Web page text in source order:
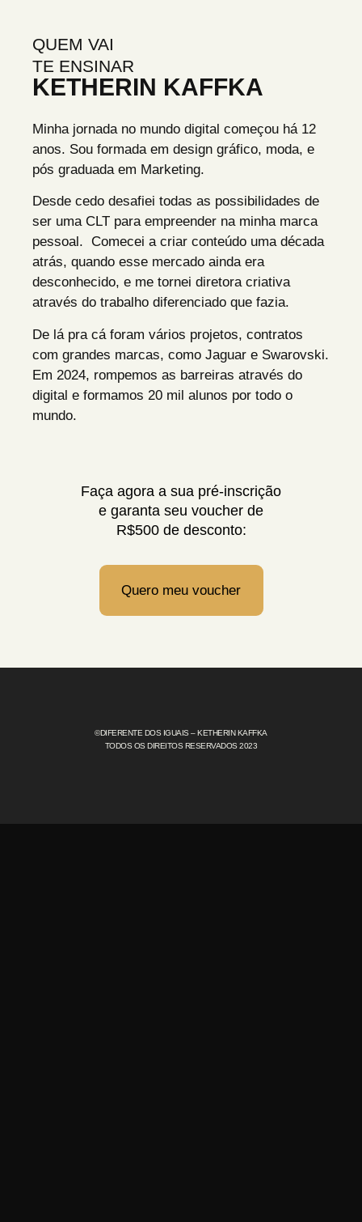
QUEM VAI
TE ENSINAR
KETHERIN KAFFKA
Minha jornada no mundo digital começou há 12
anos. Sou formada em design gráfico, moda, e
pós graduada em Marketing.
Desde cedo desafiei todas as possibilidades de
ser uma CLT para empreender na minha marca
pessoal. Comecei a criar conteúdo uma década
atrás, quando esse mercado ainda era
desconhecido, e me tornei diretora criativa
através do trabalho diferenciado que fazia.
De lá pra cá foram vários projetos, contratos
com grandes marcas, como Jaguar e Swarovski.
Em 2024, rompemos as barreiras através do
digital e formamos 20 mil alunos por todo o
mundo.
Faça agora a sua pré-inscrição
e garanta seu voucher de
R$500 de desconto:
Quero meu voucher
©DIFERENTE DOS IGUAIS – KETHERIN KAFFKA
TODOS OS DIREITOS RESERVADOS 2023